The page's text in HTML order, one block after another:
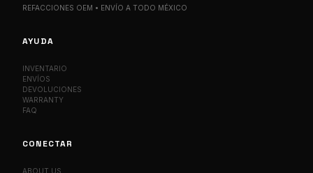
REFACCIONES OEM • ENVÍO A TODO MÉXICO
AYUDA
INVENTARIO
ENVÍOS
DEVOLUCIONES
WARRANTY
FAQ
CONECTAR
ABOUT US